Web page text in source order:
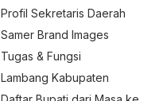
Profil Sekretaris Daerah
Samer Brand Images
Tugas & Fungsi
Lambang Kabupaten